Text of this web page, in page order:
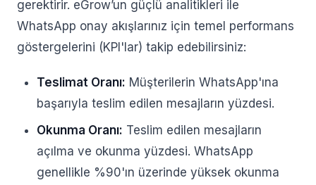
gerektirir. eGrow’un güçlü analitikleri ile
WhatsApp onay akışlarınız için temel performans
göstergelerini (KPI'lar) takip edebilirsiniz:
Teslimat Oranı: Müşterilerin WhatsApp'ına
başarıyla teslim edilen mesajların yüzdesi.
Okunma Oranı: Teslim edilen mesajların
açılma ve okunma yüzdesi. WhatsApp
genellikle %90'ın üzerinde yüksek okunma